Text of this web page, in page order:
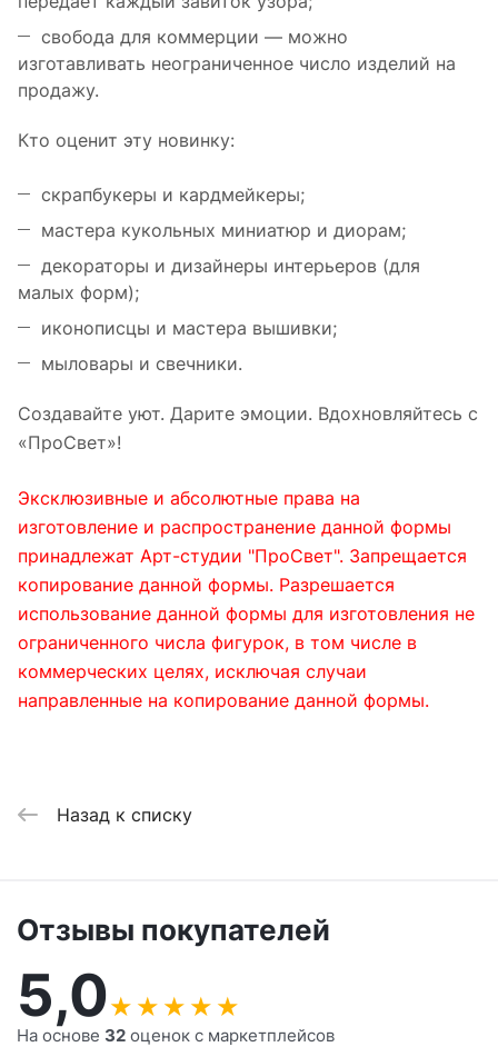
свобода для коммерции — можно
изготавливать неограниченное число изделий на
продажу.
Кто оценит эту новинку:
скрапбукеры и кардмейкеры;
мастера кукольных миниатюр и диорам;
декораторы и дизайнеры интерьеров (для
малых форм);
иконописцы и мастера вышивки;
мыловары и свечники.
Создавайте уют. Дарите эмоции. Вдохновляйтесь с
«ПроСвет»!
Эксклюзивные и абсолютные права на
изготовление и распространение данной формы
принадлежат Арт-студии "ПроСвет". Запрещается
копирование данной формы. Разрешается
использование данной формы для изготовления не
ограниченного числа фигурок, в том числе в
коммерческих целях, исключая случаи
направленные на копирование данной формы.
Назад к списку
Отзывы покупателей
5,0★ ★ ★ ★ ★
На основе 32 оценок с маркетплейсов